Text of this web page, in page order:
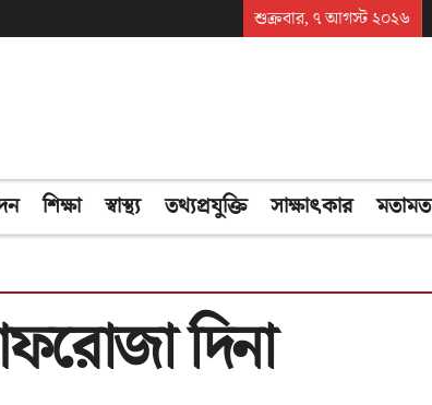
শুক্রবার, ৭ আগস্ট ২০২৬
শিক্ষা স্বাস্থ্য তথ্যপ্রযুক্তি সাক্ষাৎকার মতামত
দিনা